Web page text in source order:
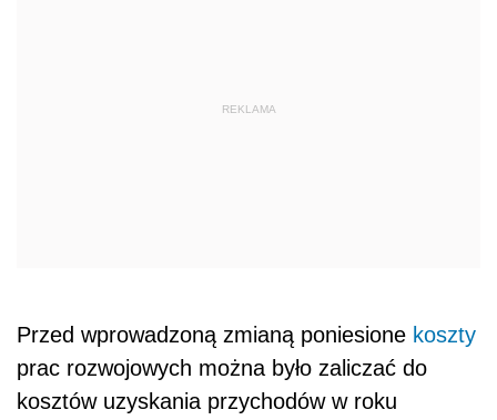
REKLAMA
Przed wprowadzoną zmianą poniesione koszty
prac rozwojowych można było zaliczać do
kosztów uzyskania przychodów w roku